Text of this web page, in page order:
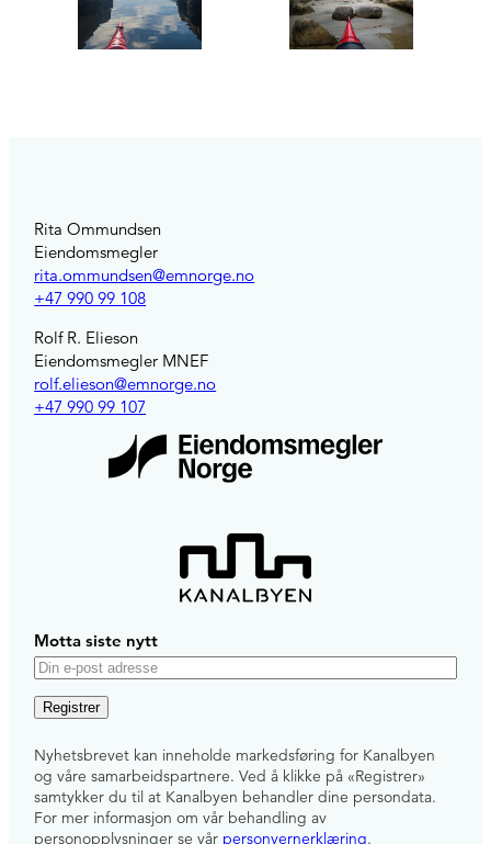
Rita Ommundsen
Eiendomsmegler
rita.ommundsen@emnorge.no
+47 990 99 108
Rolf R. Elieson
Eiendomsmegler MNEF
rolf.elieson@emnorge.no
+47 990 99 107
Motta siste nytt
E
-
o
s
t
Nyhetsbrevet kan inneholde markedsføring for Kanalbyen
og våre samarbeidspartnere. Ved å klikke på «Registrer»
samtykker du til at Kanalbyen behandler dine persondata.
For mer informasjon om vår behandling av
personopplysninger se vår personvernerklæring.